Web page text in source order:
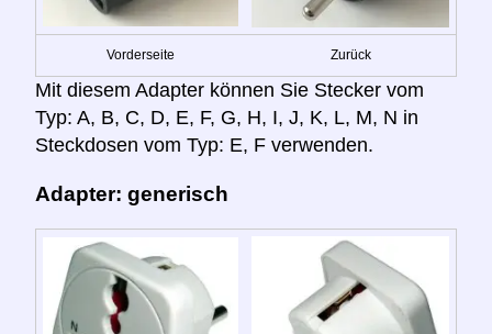
Vorderseite Zurück
Mit diesem Adapter können Sie Stecker vom
Typ: A, B, C, D, E, F, G, H, I, J, K, L, M, N in
Steckdosen vom Typ: E, F verwenden.
Adapter: generisch